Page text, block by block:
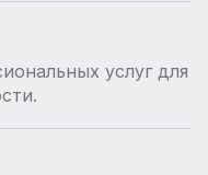
услуг для